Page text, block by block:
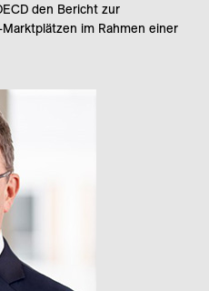
den Bericht zur
im Rahmen einer